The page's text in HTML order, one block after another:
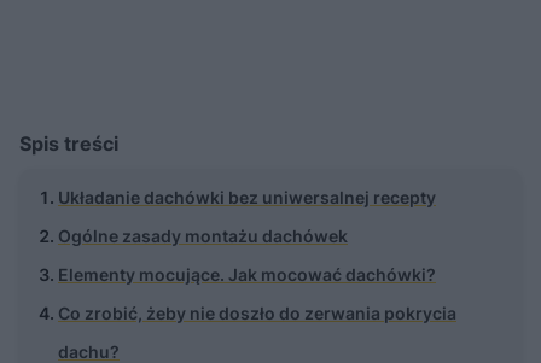
Spis treści
Układanie dachówki bez uniwersalnej recepty
Ogólne zasady montażu dachówek
Elementy mocujące. Jak mocować dachówki?
Co zrobić, żeby nie doszło do zerwania pokrycia
dachu?